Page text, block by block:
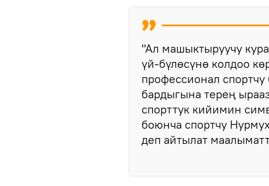
"Ал машыктыруучу
үй-бүлөсүнө колдоо
профессионал
бардыгына терең
спорттук кийимин
боюнча спортчу
деп айтылат